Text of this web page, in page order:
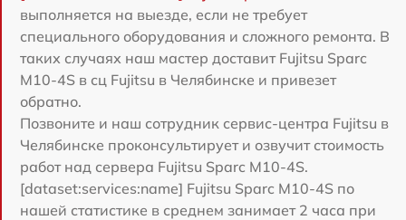
выполняется на выезде, если не требует
специального оборудования и сложного ремонта. В
таких случаях наш мастер доставит Fujitsu Sparc
M10-4S в сц Fujitsu в Челябинске и привезет
обратно.
Позвоните и наш сотрудник сервис-центра Fujitsu в
Челябинске проконсультирует и озвучит стоимость
работ над сервера Fujitsu Sparc M10-4S.
[dataset:services:name] Fujitsu Sparc M10-4S по
нашей статистике в среднем занимает 2 часа при